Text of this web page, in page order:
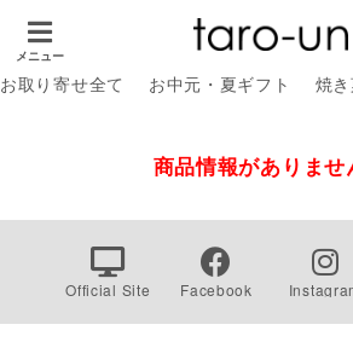
メニュー
お取り寄せ全て お中元・夏ギフト 焼
商品情報がありませ
Official Site Facebook